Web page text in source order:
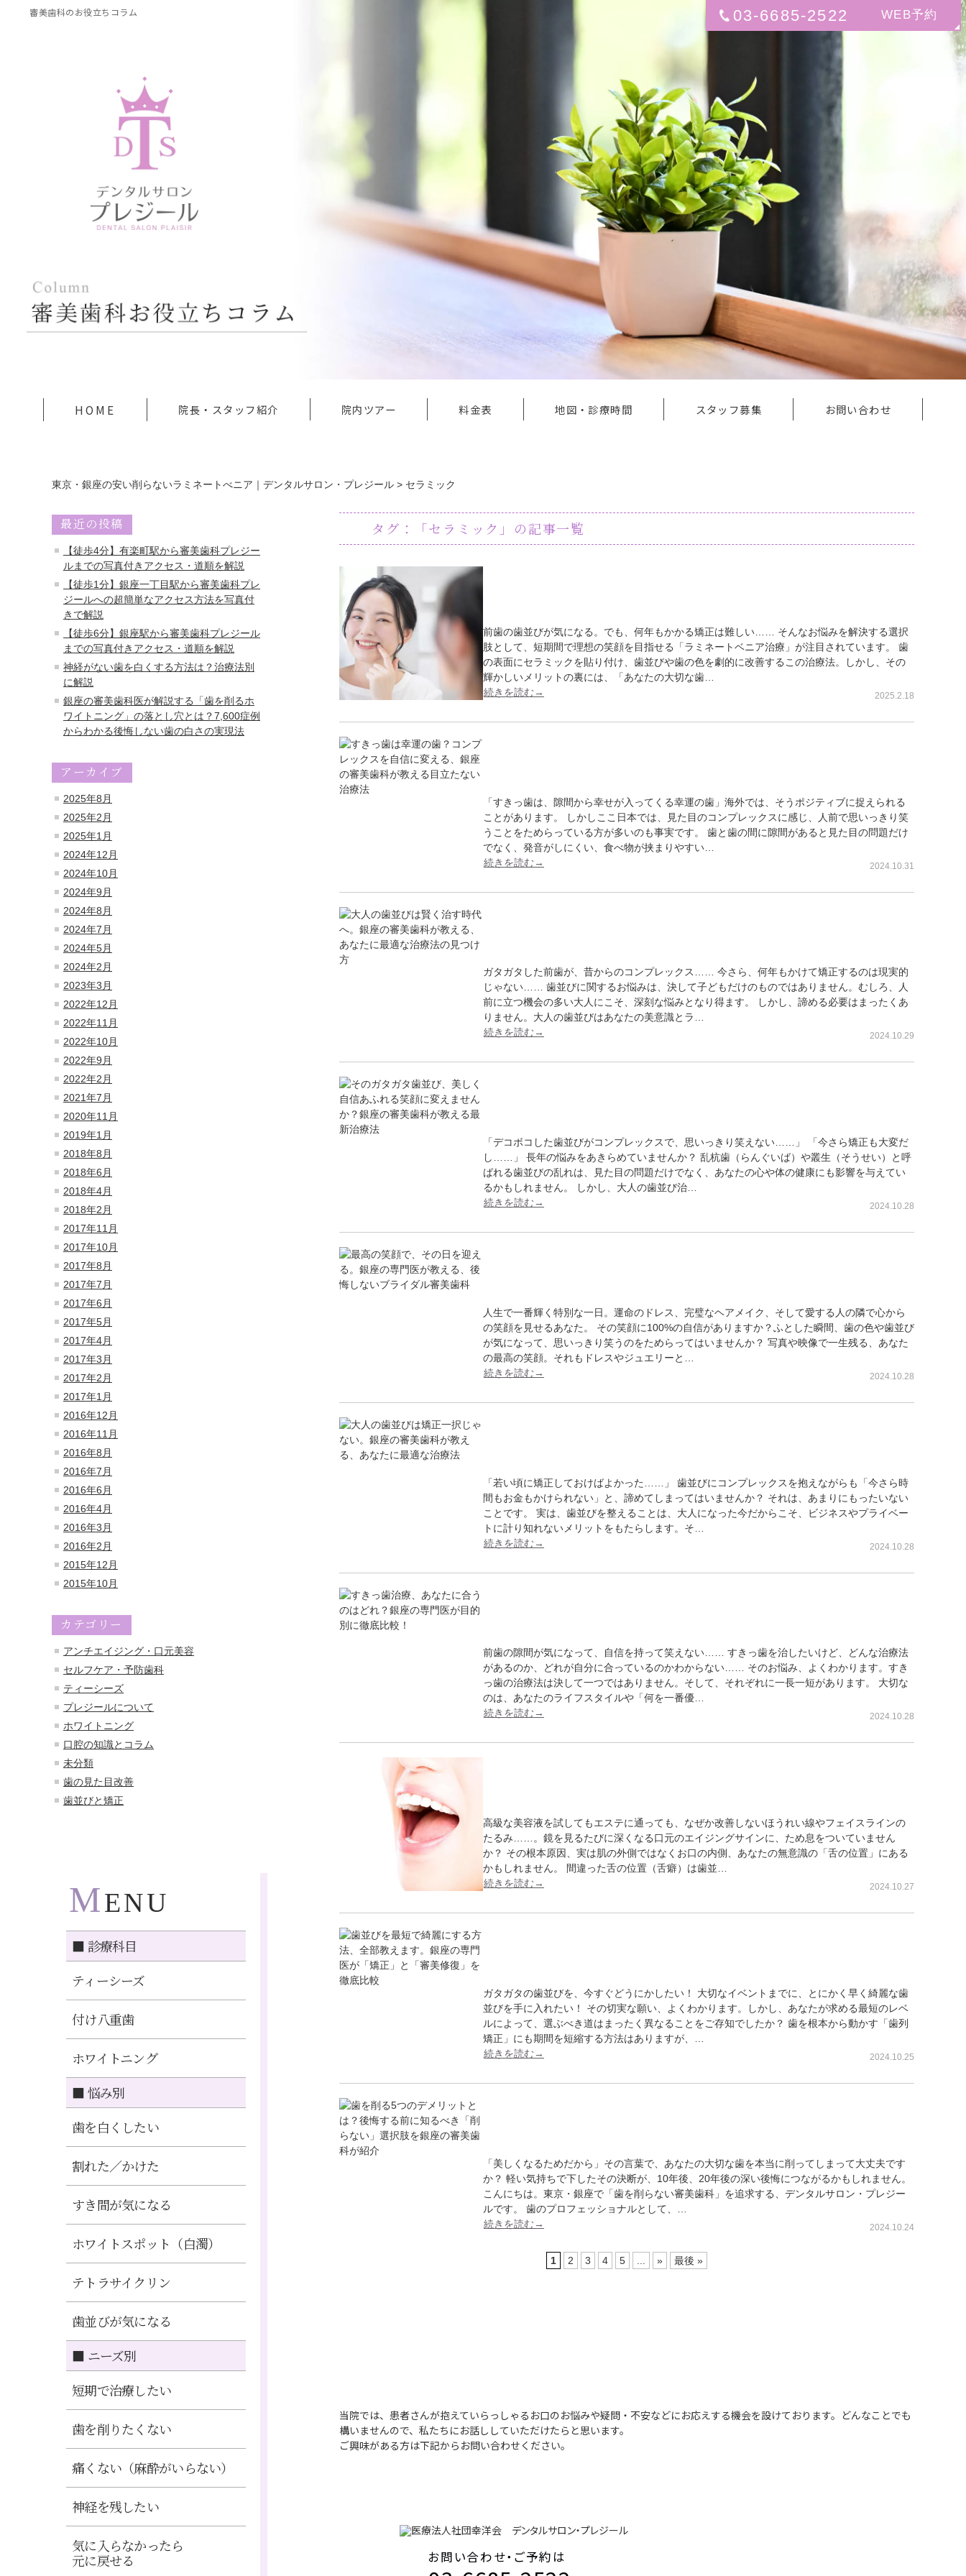
審美歯科のお役立ちコラム 03-6685-2522 WEB予約
HOME 院長・スタッフ紹介 院内ツアー 料金表 地図・診療時間 スタッフ募集 お問い合わせ
東京・銀座の安い削らないラミネートべニア｜デンタルサロン・プレジール > セラミック
最近の投稿
【徒歩4分】有楽町駅から審美歯科プレジー
ルまでの写真付きアクセス・道順を解説
【徒歩1分】銀座一丁目駅から審美歯科プレ
ジールへの超簡単なアクセス方法を写真付
きで解説
【徒歩6分】銀座駅から審美歯科プレジール
までの写真付きアクセス・道順を解説
神経がない歯を白くする方法は？治療法別
に解説
銀座の審美歯科医が解説する「歯を削るホ
ワイトニング」の落とし穴とは？7,600症例
からわかる後悔しない歯の白さの実現法
アーカイブ
2025年8月
2025年2月
2025年1月
2024年12月
2024年10月
2024年9月
2024年8月
2024年7月
2024年5月
2024年2月
2023年3月
2022年12月
2022年11月
2022年10月
2022年9月
2022年2月
2021年7月
2020年11月
2019年1月
2018年8月
2018年6月
2018年4月
2018年2月
2017年11月
2017年10月
2017年8月
2017年7月
2017年6月
2017年5月
2017年4月
2017年3月
2017年2月
2017年1月
2016年12月
2016年11月
2016年8月
2016年7月
2016年6月
2016年4月
2016年3月
2016年2月
2015年12月
2015年10月
カテゴリー
アンチエイジング・口元美容
セルフケア・予防歯科
ティーシーズ
プレジールについて
ホワイトニング
口腔の知識とコラム
未分類
歯の見た目改善
歯並びと矯正
MENU
■ 診療科目
ティーシーズ
付け八重歯
ホワイトニング
■ 悩み別
歯を白くしたい
割れた／かけた
すき間が気になる
ホワイトスポット（白濁）
テトラサイクリン
歯並びが気になる
■ ニーズ別
短期で治療したい
歯を削りたくない
痛くない（麻酔がいらない）
神経を残したい
気に入らなかったら
元に戻せる
タグ：「セラミック」の記事一覧
前歯の歯並びが気になる。でも、何年もかかる矯正は難しい…… そんなお悩みを解決する選択
肢として、短期間で理想の笑顔を目指せる「ラミネートベニア治療」が注目されています。 歯
の表面にセラミックを貼り付け、歯並びや歯の色を劇的に改善するこの治療法。しかし、その
輝かしいメリットの裏には、「あなたの大切な歯…
続きを読む→
2025.2.18
「すきっ歯は、隙間から幸せが入ってくる幸運の歯」海外では、そうポジティブに捉えられる
ことがあります。 しかしここ日本では、見た目のコンプレックスに感じ、人前で思いっきり笑
うことをためらっている方が多いのも事実です。 歯と歯の間に隙間があると見た目の問題だけ
でなく、発音がしにくい、食べ物が挟まりやすい…
続きを読む→
2024.10.31
ガタガタした前歯が、昔からのコンプレックス…… 今さら、何年もかけて矯正するのは現実的
じゃない…… 歯並びに関するお悩みは、決して子どもだけのものではありません。むしろ、人
前に立つ機会の多い大人にこそ、深刻な悩みとなり得ます。 しかし、諦める必要はまったくあ
りません。大人の歯並びはあなたの美意識とラ…
続きを読む→
2024.10.29
「デコボコした歯並びがコンプレックスで、思いっきり笑えない……」 「今さら矯正も大変だ
し……」 長年の悩みをあきらめていませんか？ 乱杭歯（らんぐいば）や叢生（そうせい）と呼
ばれる歯並びの乱れは、見た目の問題だけでなく、あなたの心や体の健康にも影響を与えてい
るかもしれません。 しかし、大人の歯並び治…
続きを読む→
2024.10.28
人生で一番輝く特別な一日。運命のドレス、完璧なヘアメイク、そして愛する人の隣で心から
の笑顔を見せるあなた。 その笑顔に100%の自信がありますか？ふとした瞬間、歯の色や歯並び
が気になって、思いっきり笑うのをためらってはいませんか？ 写真や映像で一生残る、あなた
の最高の笑顔。それもドレスやジュエリーと…
続きを読む→
2024.10.28
「若い頃に矯正しておけばよかった……」 歯並びにコンプレックスを抱えながらも「今さら時
間もお金もかけられない」と、諦めてしまってはいませんか？ それは、あまりにもったいない
ことです。 実は、歯並びを整えることは、大人になった今だからこそ、ビジネスやプライベー
トに計り知れないメリットをもたらします。そ…
続きを読む→
2024.10.28
前歯の隙間が気になって、自信を持って笑えない…… すきっ歯を治したいけど、どんな治療法
があるのか、どれが自分に合っているのかわからない…… そのお悩み、よくわかります。すき
っ歯の治療法は決して一つではありません。そして、それぞれに一長一短があります。 大切な
のは、あなたのライフスタイルや「何を一番優…
続きを読む→
2024.10.28
高級な美容液を試してもエステに通っても、なぜか改善しないほうれい線やフェイスラインの
たるみ……。鏡を見るたびに深くなる口元のエイジングサインに、ため息をついていません
か？ その根本原因、実は肌の外側ではなくお口の内側、あなたの無意識の「舌の位置」にある
かもしれません。 間違った舌の位置（舌癖）は歯並…
続きを読む→
2024.10.27
ガタガタの歯並びを、今すぐどうにかしたい！ 大切なイベントまでに、とにかく早く綺麗な歯
並びを手に入れたい！ その切実な願い、よくわかります。しかし、あなたが求める最短のレベ
ルによって、選ぶべき道はまったく異なることをご存知でしたか？ 歯を根本から動かす「歯列
矯正」にも期間を短縮する方法はありますが、…
続きを読む→
2024.10.25
「美しくなるためだから」その言葉で、あなたの大切な歯を本当に削ってしまって大丈夫です
か？ 軽い気持ちで下したその決断が、10年後、20年後の深い後悔につながるかもしれません。
こんにちは。東京・銀座で「歯を削らない審美歯科」を追求する、デンタルサロン・プレジー
ルです。 歯のプロフェッショナルとして、…
続きを読む→
2024.10.24
1 2 3 4 5 » 最後 »
当院では、患者さんが抱えていらっしゃるお口のお悩みや疑問・不安などにお応えする機会を設けております。どんなことでも
構いませんので、私たちにお話ししていただけたらと思います。
ご興味がある方は下記からお問い合わせください。
お問い合わせ・ご予約は